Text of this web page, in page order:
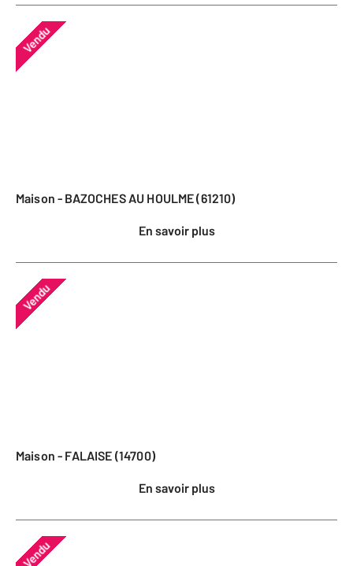
Vendu
Maison - BAZOCHES AU HOULME (61210)
En savoir plus
Vendu
Maison - FALAISE (14700)
En savoir plus
Vendu